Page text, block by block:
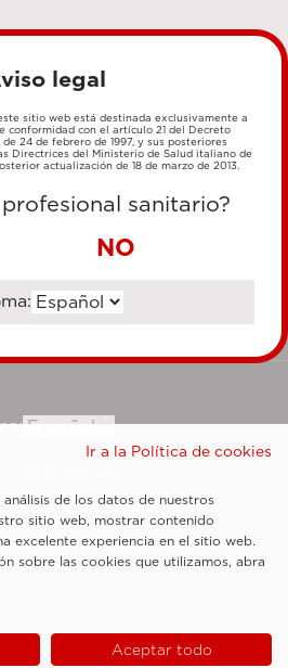
DE PAGO
BANCARIA
IT05131180969
dirección y coordinación de Shanghai Luzi
Center (Limited Partnership)
legal
sitio web está destinada exclusivamente a
conformidad con el artículo 21 del Decreto
24 de febrero de 1997, y sus posteriores
Directrices del Ministerio de Salud italiano de
actualización de 18 de marzo de 2013.
sanitario?
NO
Ir a la Política de cookies
de los datos de nuestros
sitio web, mostrar contenido
excelente experiencia en el sitio web.
sobre las cookies que utilizamos, abra
Aceptar todo